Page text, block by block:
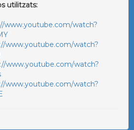
utilitzats:
www.youtube.com/watch?
www.youtube.com/watch?
www.youtube.com/watch?
www.youtube.com/watch?